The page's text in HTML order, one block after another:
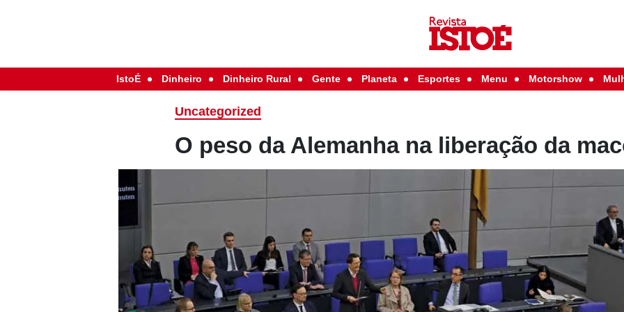
IstoÉ Dinheiro Dinheiro Rural Gente Planeta Esportes Menu Motorshow
Uncategorized
O peso da Alemanha na liberação da